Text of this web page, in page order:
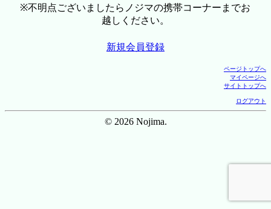
※不明点ございましたらノジマの携帯コーナーまでお
越しください。
新規会員登録
ページトップへ
マイページへ
サイトトップへ
ログアウト
© 2026 Nojima.